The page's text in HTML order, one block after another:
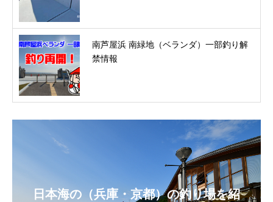
南芦屋浜 南緑地（ベランダ）一部釣り解
禁情報
日本海の（兵庫・京都）の釣り場を紹